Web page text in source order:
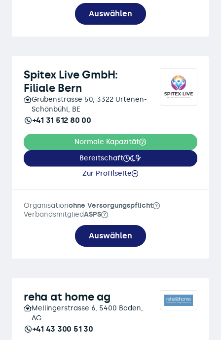
Auswählen
Spitex Live GmbH:
Filiale Bern
Grubenstrasse 50, 3322 Urtenen-
Schönbühl, BE
+41 31 512 80 00
Normale Kapazität
Bereitschaft
Zur Profilseite
Organisationohne Versorgungspflicht
VerbandsmitgliedASPS
Auswählen
reha at home ag
Mellingerstrasse 6, 5400 Baden,
AG
+41 43 300 51 30